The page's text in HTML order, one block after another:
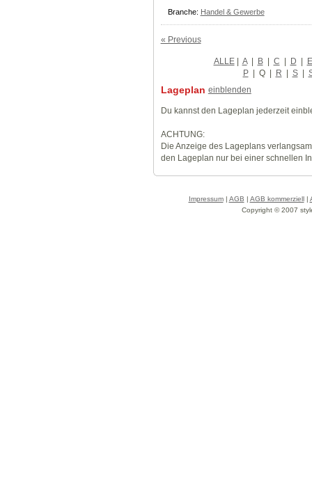
Branche: Handel & Gewerbe
« Previous
ALLE| A | B | C | D | E
P | Q | R | S |
Lageplan einblenden
Du kannst den Lageplan jederzeit
ACHTUNG:
Die Anzeige des Lageplans
den Lageplan nur bei einer schnellen
Impressum| AGB | AGB kommerziell|
Copyright © 2007